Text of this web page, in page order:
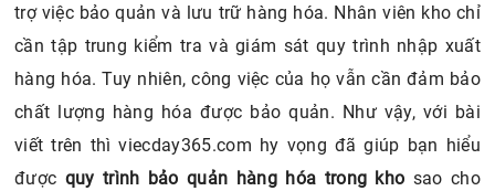
trợ việc bảo quản và lưu trữ hàng hóa. Nhân viên kho chỉ
cần tập trung kiểm tra và giám sát quy trình nhập xuất
hàng hóa. Tuy nhiên, công việc của họ vẫn cần đảm bảo
chất lượng hàng hóa được bảo quản. Như vậy, với bài
viết trên thì viecday365.com hy vọng đã giúp bạn hiểu
được quy trình bảo quản hàng hóa trong kho sao cho